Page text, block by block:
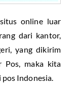
online luar
dari kantor,
yang dikirim
Pos, maka kita
pos Indonesia.